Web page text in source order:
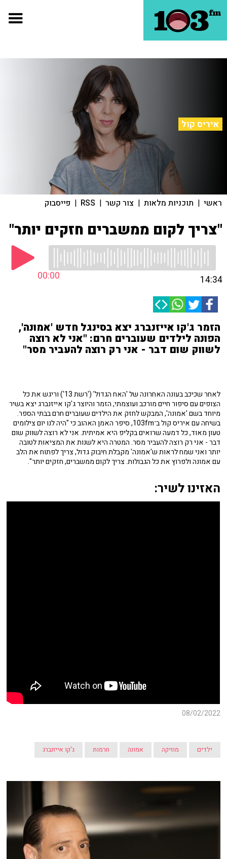
איריס קול
ראשי | תוכניות מלאות | צור קשר |
RSS
| פייסבוק
"צריך לקום ממשברים חזקים יותר"
00:00 14:34
הזמר ג'קו אייזנברג יצא בסינגל חדש 'אמונה',
הפונה לילדים שעוברים חרם: "אני לא רוצה
לשווק שום דבר - אני רק רוצה להעביר מסר"
לאחר שכיכב בעונה האחרונה של 'האח הגדול' ('רשת 13') וריגש את כל
הצופים עם סיפור חיים מורכב ועוצמתי, הזמר והיוצר ג'קו אייזנברג יצא בשיר
מיוחד בשם 'אמונה', המבקש לחזק את הילדים שעוברים חרם בבתי הספר.
בשיחה עם איריס קול ב־103fm, סיפר האמן האהוב כי "היה לנו יום צילומים
טעון מאוד, כל דמעה שרואים בקליפ היא אמיתית. אני לא רוצה לשווק שום
דבר - אני רק רוצה להעביר מסר. המטרה היא לשנות את המציאות לטובה
יותר ואני שמח לראות ש'אמונה' מקבלת חיבוק גדול, צריך לפתוח את הלב
עם אמונה ולפרוץ את כל הגבולות. צריך לקום ממשברים, חזקים יותר".
האזינו לשיר:
08/02/2022
ילדים מוזיקה אמונה חרמות ג'קו אייזנברג